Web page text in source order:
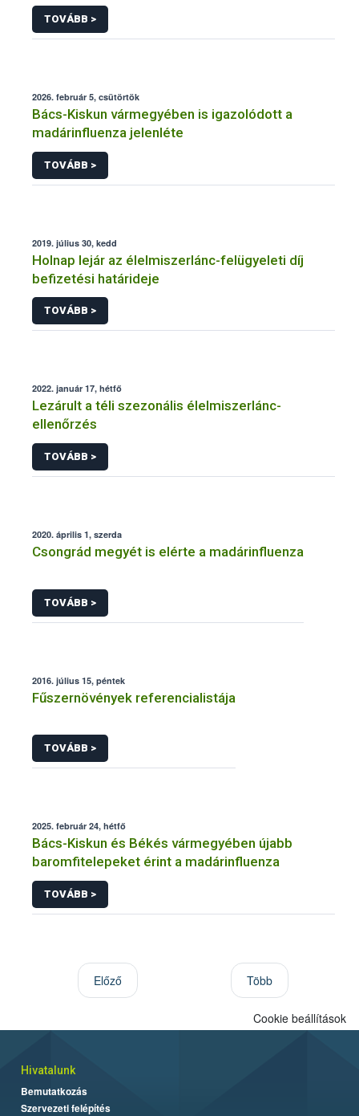
érdekében
TOVÁBB >
2026. február 5, csütörtök
Bács-Kiskun vármegyében is igazolódott a
madárinfluenza jelenléte
TOVÁBB >
2019. július 30, kedd
Holnap lejár az élelmiszerlánc-felügyeleti díj
befizetési határideje
TOVÁBB >
2022. január 17, hétfő
Lezárult a téli szezonális élelmiszerlánc-
ellenőrzés
TOVÁBB >
2020. április 1, szerda
Csongrád megyét is elérte a madárinfluenza
TOVÁBB >
2016. július 15, péntek
Fűszernövények referencialistája
TOVÁBB >
2025. február 24, hétfő
Bács-Kiskun és Békés vármegyében újabb
baromfitelepeket érint a madárinfluenza
TOVÁBB >
Előző Több
Cookie beállítások
Hivatalunk
Bemutatkozás
Szervezeti felépítés